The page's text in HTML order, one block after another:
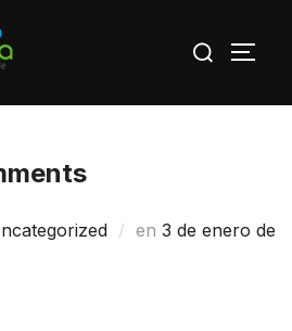
en Publicado
3 de enero de